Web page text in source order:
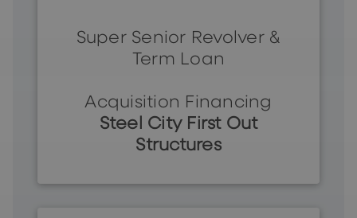
Super Senior Revolver &
Term Loan
Acquisition Financing
Steel City First Out
Structures